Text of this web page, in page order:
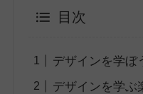
目次
デザインを学ぼ
デザインを学ぶ